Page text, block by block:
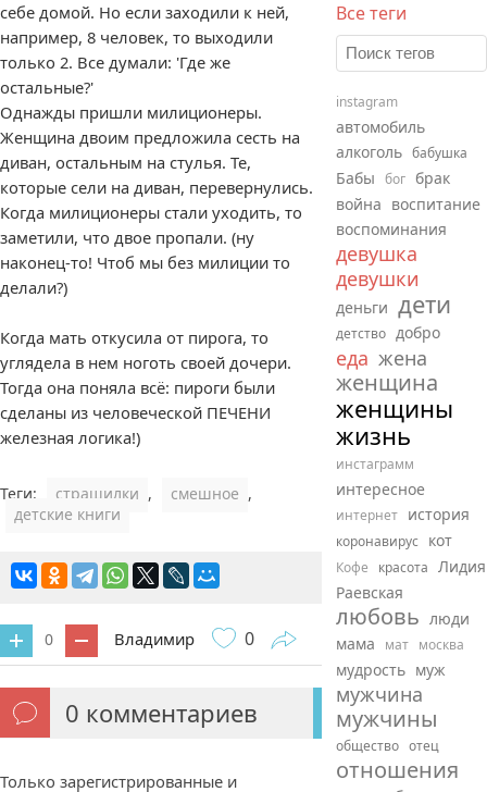
себе домой. Но если заходили к ней,
например, 8 человек, то выходили
только 2. Все думали: 'Где же
остальные?'
Однажды пришли милиционеры.
Женщина двоим предложила сесть на
диван, остальным на стулья. Те,
которые сели на диван, перевернулись.
Когда милиционеры стали уходить, то
заметили, что двое пропали. (ну
наконец-то! Чтоб мы без милиции то
делали?)
Когда мать откусила от пирога, то
углядела в нем ноготь своей дочери.
Тогда она поняла всё: пироги были
сделаны из человеческой ПЕЧЕНИ
железная логика!)
Теги: страшилки , смешное ,
детские книги
0 Владимир 0
0 комментариев
Только зарегистрированные и
Все теги
instagram
автомобиль
алкоголь бабушка
Бабы бог брак
война воспитание
воспоминания
девушка
девушки
деньги дети
детство добро
еда жена
женщина
женщины
жизнь
инстаграмм
интересное
интернет история
коронавирус кот
Кофе красота Лидия
Раевская
любовь люди
мама
мат москва
мудрость муж
мужчина
мужчины
общество отец
отношения